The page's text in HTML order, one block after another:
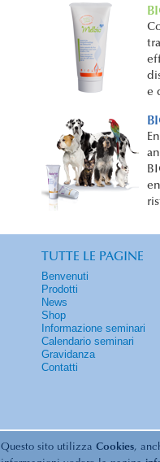
Questo sito utilizza Cookies,
e
TUTTE LE PAGINE
Benvenuti
Prodotti
News
Shop
Informazione seminari
Calendario seminari
Gravidanza
Contatti